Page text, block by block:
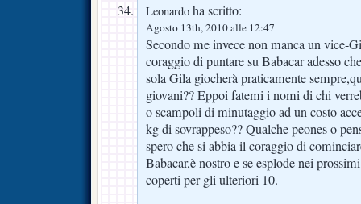
Leonardo ha scritto:
Agosto 13th, 2010 alle 12:47
Secondo me invece non manca un vice-
coraggio di puntare su Babacar adesso
sola Gila giocherà praticamente
giovani?? Eppoi fatemi i nomi di chi
o scampoli di minutaggio ad un costo
kg di sovrappeso?? Qualche peones o
spero che si abbia il coraggio di
Babacar,è nostro e se esplode nei
coperti per gli ulteriori 10.